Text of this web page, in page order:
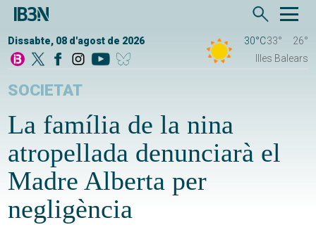
Dissabte, 08 d'agost de 2026 30°C33°
26°
Illes Balears
SOCIETAT
La família de la nina
atropellada denunciarà el
Madre Alberta per
negligència